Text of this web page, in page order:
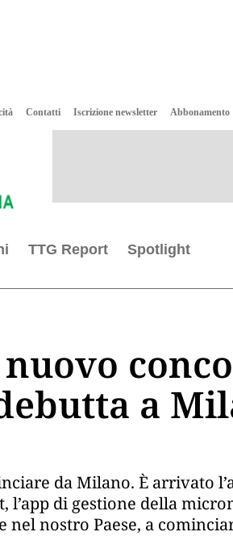
Contatti Iscrizione newsletter Abbonamento
TTG Report Spotlight
a
da Milano. È arrivato
l’app di gestione della
nel nostro Paese, a